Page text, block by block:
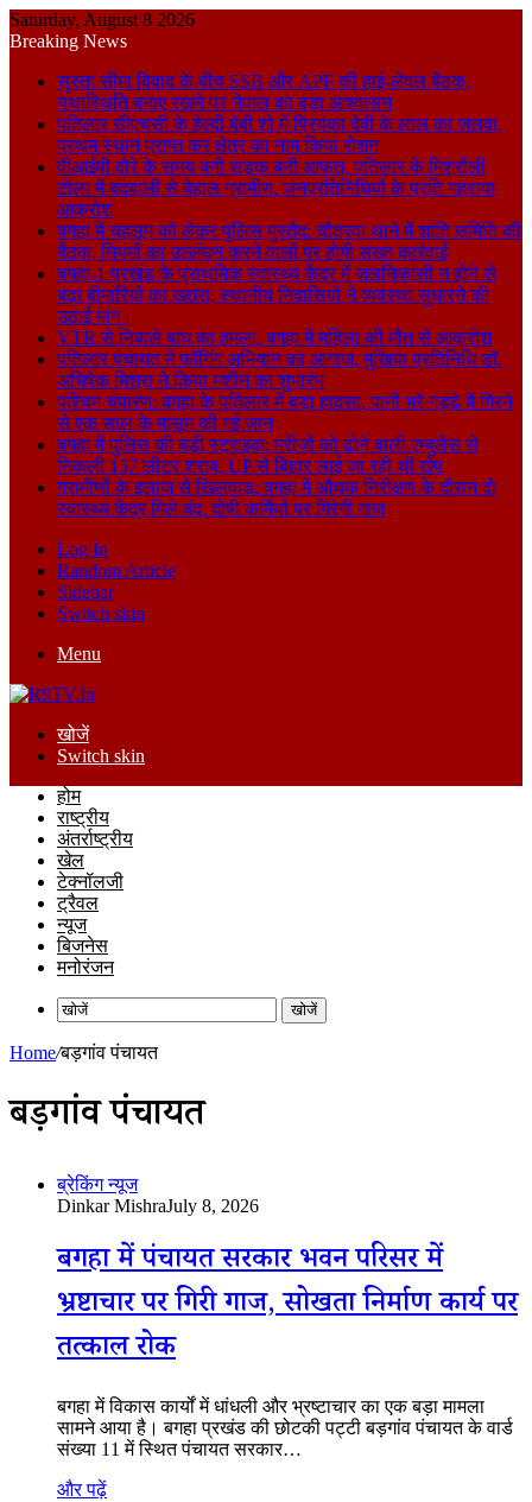
Saturday, August 8 2026
Breaking News
सुस्ता सीमा विवाद के बीच SSB और APF की हाई-लेवल बैठक,
यथास्थिति बनाए रखने पर नेपाल का बड़ा आश्वासन
पतिलार सीएचसी के हेल्दी बेबी शो में प्रियंका देवी के लाल का जलवा,
प्रथम स्थान प्राप्त कर क्षेत्र का नाम किया रोशन
वीआईपी दौरे के समय बनी सड़क बनी आफत, पतिलार के मिश्रौली
टोला में बदहाली से बेहाल ग्रामीण, जनप्रतिनिधियों के प्रति गहराया
आक्रोश
बगहा में चहलूम को लेकर पुलिस मुस्तैद: चौतरवा थाने में शांति समिति की
बैठक, नियमों का उल्लंघन करने वालों पर होगी सख्त कार्रवाई
बगहा-1 प्रखंड के प्राथमिक स्वास्थ्य केंद्र में जलनिकासी न होने से
बढ़ा बीमारियों का खतरा, स्थानीय निवासियों ने व्यवस्था सुधारने की
उठाई मांग।
VTR से निकले बाघ का हमला, बगहा में महिला की मौत से आक्रोश
पतिलार पंचायत में फॉगिंग अभियान का आगाज, मुखिया प्रतिनिधि डॉ.
अभिषेक मिश्रा ने किया मशीन का शुभारंभ
पश्चिम चंपारण: बगहा के पतिलार में बड़ा हादसा, पानी भरे गड्ढे में गिरने
से एक साल के मासूम की गई जान
बगहा में पुलिस की बड़ी स्ट्राइक: मरीजों को ढोने वाली एम्बुलेंस से
निकली 157 लीटर शराब, UP से बिहार लाई जा रही थी खेप
ग्रामीणों के इलाज से खिलवाड़: बगहा में औचक निरीक्षण के दौरान दो
स्वास्थ्य केंद्र मिले बंद, दोषी कर्मियों पर गिरेगी गाज
Log In
Random Article
Sidebar
Switch skin
Menu
खोजें
Switch skin
होम
राष्ट्रीय
अंतर्राष्ट्रीय
खेल
टेक्नॉलजी
ट्रैवल
न्यूज
बिजनेस
मनोरंजन
खोजें
Home/बड़गांव पंचायत
बड़गांव पंचायत
ब्रेकिंग न्यूज
Dinkar MishraJuly 8, 2026
बगहा में पंचायत सरकार भवन परिसर में
भ्रष्टाचार पर गिरी गाज, सोखता निर्माण कार्य पर
तत्काल रोक
बगहा में विकास कार्यों में धांधली और भ्रष्टाचार का एक बड़ा मामला
सामने आया है। बगहा प्रखंड की छोटकी पट्टी बड़गांव पंचायत के वार्ड
संख्या 11 में स्थित पंचायत सरकार…
और पढ़ें